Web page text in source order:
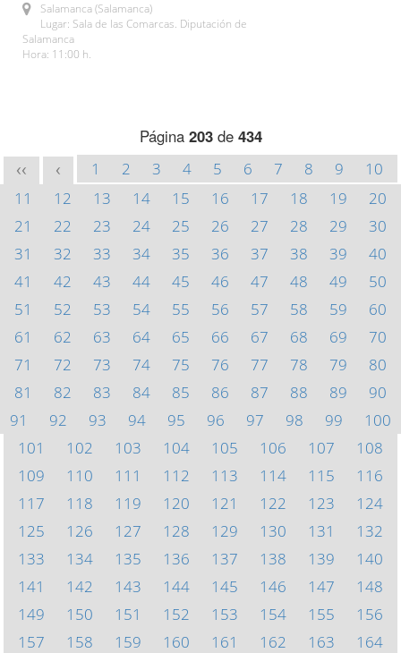
Salamanca (Salamanca)
Lugar: Sala de las Comarcas. Diputación de
Salamanca
Hora: 11:00 h.
Página 203de 434
<< < 1 2 3 4 5 6 7 8 9
10
11
12 13 14 15 16 17 18 19
20
21
22 23 24 25 26 27 28 29
30
31
32 33 34 35 36 37 38 39
40
41
42 43 44 45 46 47 48 49
50
51
52 53 54 55 56 57 58 59
60
61
62 63 64 65 66 67 68 69
70
71
72 73 74 75 76 77 78 79
80
81
82 83 84 85 86 87 88 89
90
91
92 93 94 95 96 97 98 99
100
101
102 103 104 105 106 107
108
109
110 111 112 113 114 115
116
117
118 119 120 121 122 123
124
125
126 127 128 129 130 131
132
133
134 135 136 137 138 139
140
141
142 143 144 145 146 147
148
149
150 151 152 153 154 155
156
157
158 159 160 161 162 163
164